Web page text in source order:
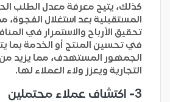
كذلك، يتيح معرفة معدل الطلب
المستقبلية بعد استغلال الفجوة،
تحقيق الأرباح والاستمرار في
في تحسين المنتج أو الخدمة بما
الجمهور المستهدف، مما يزيد من
التجارية ويعزز ولاء العملاء لها.
3- اكتشاف عملاء محتملين